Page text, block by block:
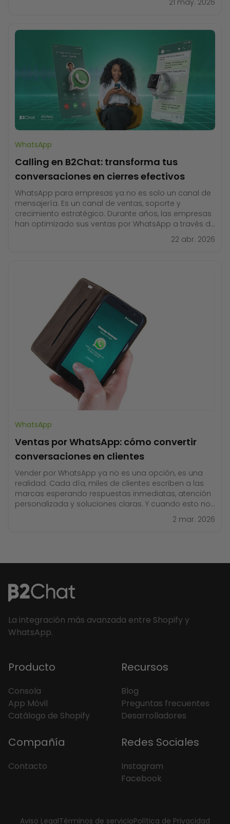
suena el silbato. La pregunta no es si tus clientes van
WhatsApp
Calling en B2Chat: transforma tus
conversaciones en cierres efectivos
WhatsApp para empresas ya no es solo un canal de
mensajería. Es un canal de ventas, soporte y
crecimiento estratégico. Durante años, las empresas
han optimizado sus ventas por WhatsApp a través de
automatización, chatbots e integración con CRM.
Pero había una pieza clave que aún estaba22 abr. 2026
WhatsApp
Ventas por WhatsApp: cómo convertir
conversaciones en clientes
Vender por WhatsApp ya no es una opción, es una
realidad. Cada día, miles de clientes escriben a las
marcas esperando respuestas inmediatas, atención
personalizada y soluciones claras. Y cuando esto no
ocurre, simplemente buscan otra alternativa. La
buena noticia es que WhatsApp puede convertirse en
2 mar. 2026
La integración más avanzada entre Shopify y
WhatsApp.
Producto
Consola
App Móvil
Catálogo de Shopify
Recursos
Blog
Preguntas frecuentes
Desarrolladores
Compañía
Contacto
Redes Sociales
Instagram
Facebook
Aviso LegalTérminos de servicioPolítica de Privacidad